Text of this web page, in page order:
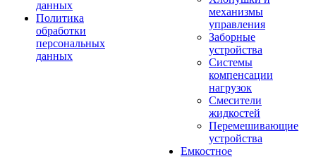
данных
Политика
обработки
персональных
данных
механизмы
управления
Заборные
устройства
Системы
компенсации
нагрузок
Смесители
жидкостей
Перемешивающие
устройства
Емкостное